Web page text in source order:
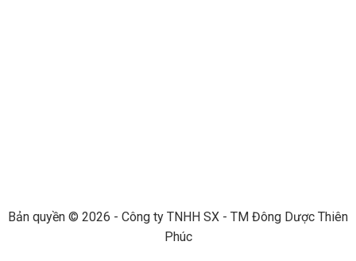
Bản quyền © 2026 - Công ty TNHH SX - TM Đông Dược Thiên
Phúc